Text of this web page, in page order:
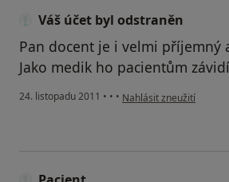
Váš účet byl odstraněn
Pan docent je i velmi příjemný
Jako medik ho pacientům
24. listopadu 2011 • • • podle názoru uživatele
Nahlásit zneužití